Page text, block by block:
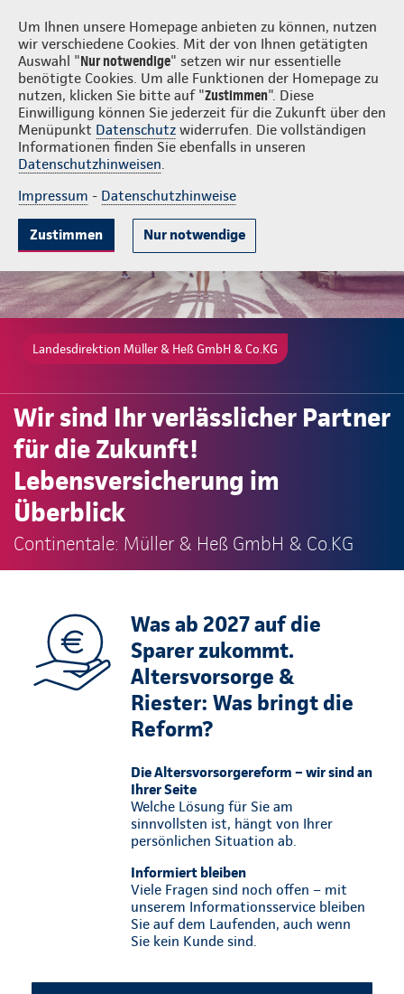
Um Ihnen unsere Homepage anbieten zu können, nutzen
wir verschiedene Cookies. Mit der von Ihnen getätigten
Auswahl "Nur notwendige" setzen wir nur essentielle
benötigte Cookies. Um alle Funktionen der Homepage zu
nutzen, klicken Sie bitte auf "Zustimmen". Diese
Einwilligung können Sie jederzeit für die Zukunft über den
Menüpunkt Datenschutz widerrufen. Die vollständigen
Informationen finden Sie ebenfalls in unseren
Datenschutzhinweisen.
Impressum - Datenschutzhinweise
Zustimmen Nur notwendige
Müller & Heß GmbH & Co.KG Login
Beliebte Produkte Weitere Angebote Beratung & Angebot
Landesdirektion Müller & Heß GmbH & Co.KG
Wir sind Ihr verlässlicher Partner
für die Zukunft!
Lebensversicherung im
Überblick
Continentale: Müller & Heß GmbH & Co.KG
Was ab 2027 auf die
Sparer zukommt.
Altersvorsorge &
Riester: Was bringt die
Reform?
Die Altersvorsorgereform – wir sind an
Ihrer Seite
Welche Lösung für Sie am
sinnvollsten ist, hängt von Ihrer
persönlichen Situation ab.
Informiert bleiben
Viele Fragen sind noch offen – mit
unserem Informationsservice bleiben
Sie auf dem Laufenden, auch wenn
Sie kein Kunde sind.